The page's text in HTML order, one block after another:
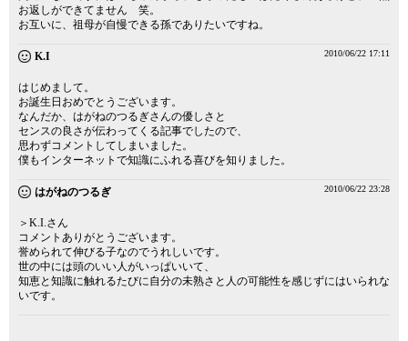
お返しができてません 笑。
お互いに、祖母が自慢できる孫でありたいですね。
K.I 2010/06/22 17:11
はじめまして。
お誕生日おめでとうございます。
なんだか、はがねのつるぎさんの優しさと
センスの良さが伝わってくる記事でしたので、
思わずコメントしてしまいました。
僕もインターネットで知識にふれる喜びを知りました。
はがねのつるぎ 2010/06/22 23:28
＞K.I.さん
コメントありがとうございます。
誉められて伸びる子なのでうれしいです。
世の中には頭のいい人がいっぱいいて、
知恵と知識に触れるたびに自分の未熟さと人の可能性を感じずにはいられな
いです。